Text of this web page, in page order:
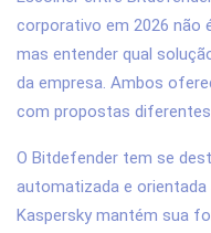
corporativo em 2026 não
mas entender qual
da empresa. Ambos
com propostas
O Bitdefender tem se
automatizada e
Kaspersky mantém sua